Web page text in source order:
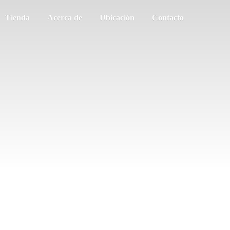
Tienda Acerca de Ubicación Contacto